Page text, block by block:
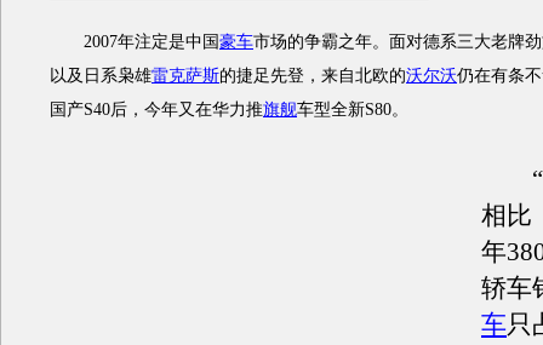
2007年注定是中国 豪车市场的争霸之年。面对德系三大老牌
以及日系枭雄雷克萨斯的捷足先登，来自北欧的沃尔沃仍在有条
国产S40后，今年又在华力推旗舰车型全新S80。
“
相比
年
轿车
车只